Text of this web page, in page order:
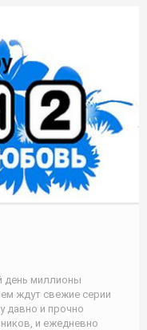
день миллионы
ждут свежие серии
давно и прочно
и ежедневно